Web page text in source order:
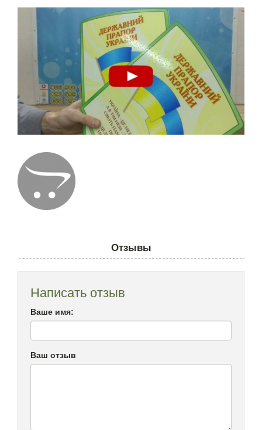
Отзывы
Написать отзыв
Ваше имя:
Ваш отзыв